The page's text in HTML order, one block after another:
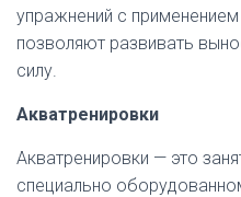
упражнений с
позволяют развивать
силу.
Акватренировки
Акватренировки — это
специально